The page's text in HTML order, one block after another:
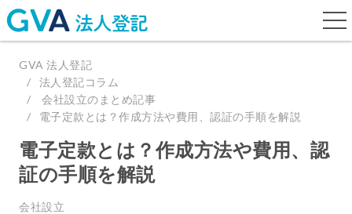
GVA 法人登記
法人登記コラム
会社設立のまとめ記事
電子定款とは？作成方法や費用、認証の手順を解説
電子定款とは？作成方法や費用、認
証の手順を解説
会社設立